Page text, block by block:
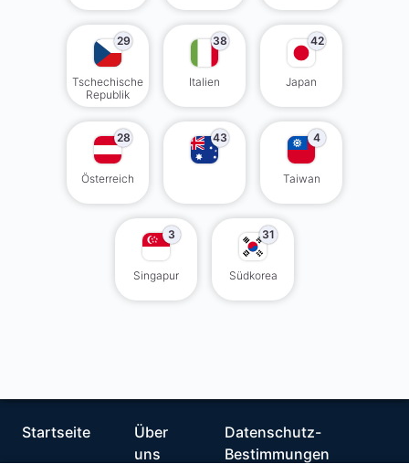
29
Tschechische
Republik
38
Italien
42
Japan
28
Österreich
43 4
Taiwan
3
Singapur
31
Südkorea
Startseite
Über
uns
Datenschutz-
Bestimmungen